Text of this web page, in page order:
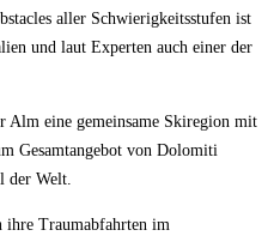
aller Schwierigkeitsstufen ist
und laut Experten auch einer der
Alm eine gemeinsame Skiregion mit
Gesamtangebot von Dolomiti
der Welt.
ihre Traumabfahrten im